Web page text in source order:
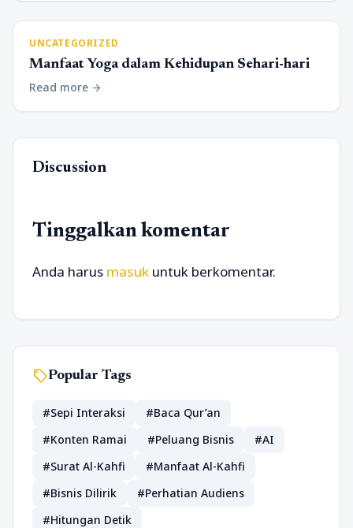
UNCATEGORIZED
Manfaat Yoga dalam Kehidupan Sehari-hari
Read more arrow_forward
Discussion
Tinggalkan komentar
Anda harus masuk untuk berkomentar.
sellPopular Tags
#Sepi Interaksi
#Baca Qur’an
#Konten Ramai
#Peluang Bisnis
#AI
#Surat Al-Kahfi
#Manfaat Al-Kahfi
#Bisnis Dilirik
#Perhatian Audiens
#Hitungan Detik